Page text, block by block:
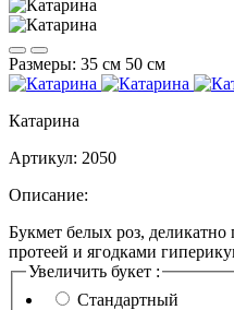
Размеры: 35 см 50 см
Катарина
Артикул: 2050
Описание:
Букмет белых роз,
протеей и ягодками
Увеличить букет :
Стандартный